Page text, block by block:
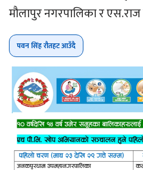
मौलापुर नगरपालिका र
पवन सिंह रौतहट आउँदै